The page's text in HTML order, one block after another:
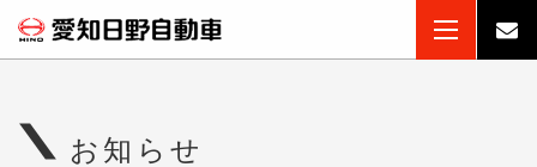
お知らせ